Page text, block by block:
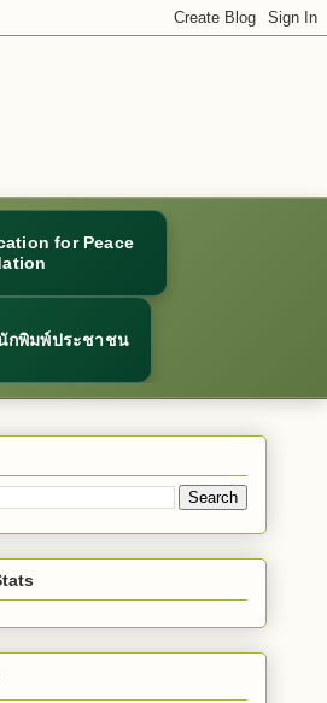
for Peace
กพิมพ์ประชาชน